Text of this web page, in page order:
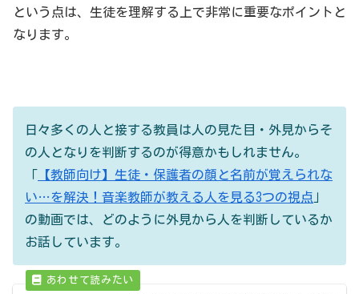
という点は、生徒を理解する上で非常に重要なポイントと
なります。
日々多くの人と接する教員は人の見た目・外見からそ
の人となりを判断するのが得意かもしれません。
「 【教師向け】生徒・保護者の顔と名前が覚えられな
い…を解決！音楽教師が教える人を見る3つの視点 」
の動画では、どのように外見から人を判断しているか
お話しています。